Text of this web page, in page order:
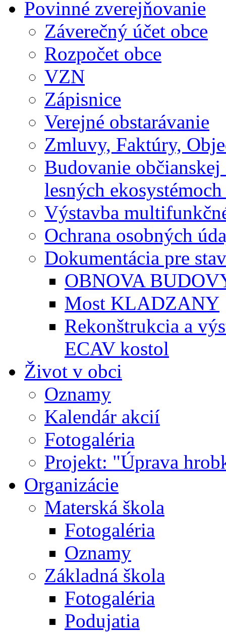
Povinné zverejňovanie
Záverečný účet obce
Rozpočet obce
VZN
Zápisnice
Verejné obstarávanie
Zmluvy, Faktúry,
Budovanie
lesných
Výstavba
Ochrana osobných
Dokumentácia pre
OBNOVA
Most KLADZANY
Rekonštrukcia a
ECAV kostol
Život v obci
Oznamy
Kalendár akcií
Fotogaléria
Projekt: "Úprava
Organizácie
Materská škola
Fotogaléria
Oznamy
Základná škola
Fotogaléria
Podujatia